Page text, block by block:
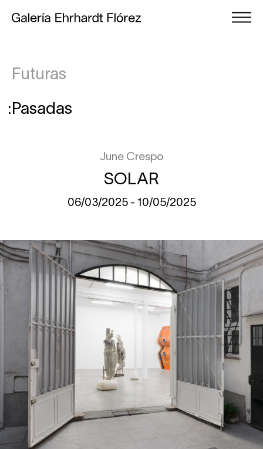
Futuras
Pasadas
June Crespo
SOLAR
06/03/2025 - 10/05/2025